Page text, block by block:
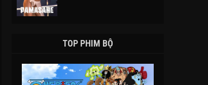
TOP PHIM BỘ